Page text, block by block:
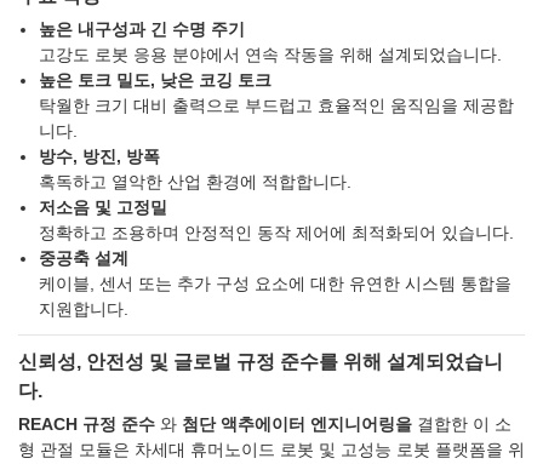
높은 내구성과 긴 수명 주기
고강도 로봇 응용 분야에서 연속 작동을 위해 설계되었습니다.
높은 토크 밀도, 낮은 코깅 토크
탁월한 크기 대비 출력으로 부드럽고 효율적인 움직임을 제공합
니다.
방수, 방진, 방폭
혹독하고 열악한 산업 환경에 적합합니다.
저소음 및 고정밀
정확하고 조용하며 안정적인 동작 제어에 최적화되어 있습니다.
중공축 설계
케이블, 센서 또는 추가 구성 요소에 대한 유연한 시스템 통합을
지원합니다.
신뢰성, 안전성 및 글로벌 규정 준수를 위해 설계되었습니
다.
REACH 규정 준수 와 첨단 액추에이터 엔지니어링을 결합한 이 소
형 관절 모듈은 차세대 휴머노이드 로봇 및 고성능 로봇 플랫폼을 위